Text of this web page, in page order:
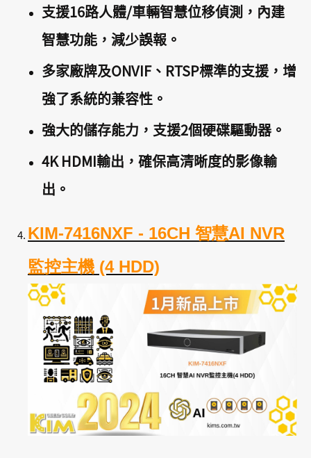
支援16路人體/車輛智慧位移偵測，內建
智慧功能，減少誤報。
多家廠牌及ONVIF、RTSP標準的支援，增
強了系統的兼容性。
強大的儲存能力，支援2個硬碟驅動器。
4K HDMI輸出，確保高清晰度的影像輸
出。
KIM-7416NXF - 16CH 智慧AI NVR
監控主機 (4 HDD)